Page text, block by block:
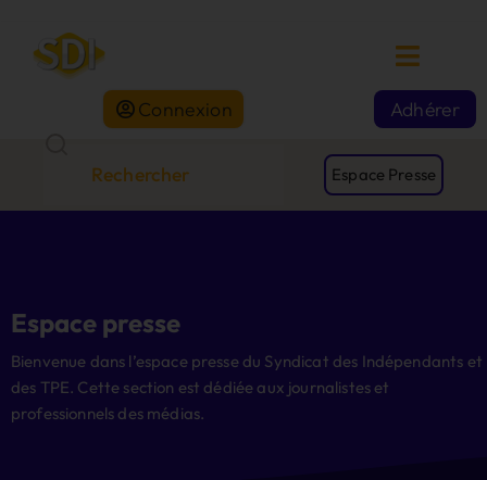
Connexion Adhérer
Espace Presse
Espace presse
Bienvenue dans l’espace presse du Syndicat des Indépendants et
des TPE. Cette section est dédiée aux journalistes et
professionnels des médias.